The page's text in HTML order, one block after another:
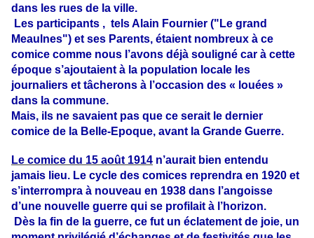
dans les rues de la ville.
Les participants , tels Alain Fournier ("Le grand
Meaulnes") et ses Parents, étaient nombreux à ce
comice comme nous l’avons déjà souligné car à cette
époque s’ajoutaient à la population locale les
journaliers et tâcherons à l’occasion des « louées »
dans la commune.
Mais, ils ne savaient pas que ce serait le dernier
comice de la Belle-Epoque, avant la Grande Guerre.
Le comice du 15 août 1914 n’aurait bien entendu
jamais lieu. Le cycle des comices reprendra en 1920 et
s’interrompra à nouveau en 1938 dans l’angoisse
d’une nouvelle guerre qui se profilait à l’horizon.
Dès la fin de la guerre, ce fut un éclatement de joie, un